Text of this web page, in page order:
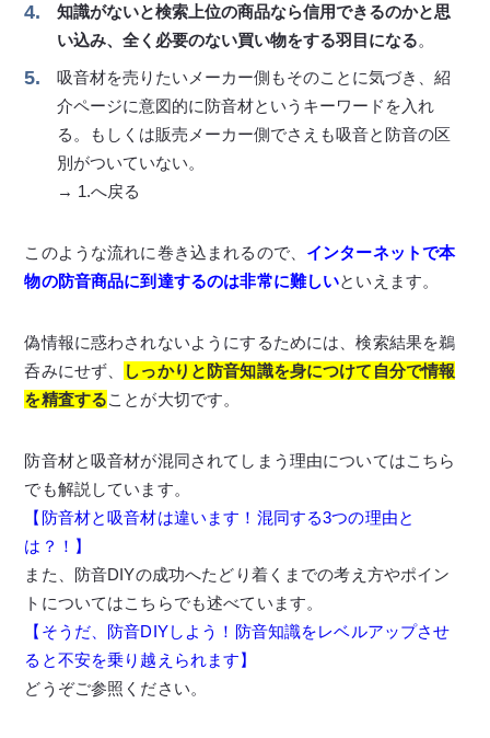
知識がないと検索上位の商品なら信用できるのかと思
い込み、全く必要のない買い物をする羽目になる。
吸音材を売りたいメーカー側もそのことに気づき、紹
介ページに意図的に防音材というキーワードを入れ
る。もしくは販売メーカー側でさえも吸音と防音の区
別がついていない。
→ 1.へ戻る
このような流れに巻き込まれるので、 インターネットで本
物の防音商品に到達するのは非常に難しいといえます。
偽情報に惑わされないようにするためには、検索結果を鵜
呑みにせず、
しっかりと 防音知識を身につけて自分で情報
を精査することが大切です。
防音材と吸音材が混同されてしまう理由についてはこちら
でも解説しています。
【防音材と吸音材は違います！混同する3つの理由と
は？！】
また、防音DIYの成功へたどり着くまでの考え方やポイン
トについてはこちらでも述べています。
【そうだ、防音DIYしよう！防音知識をレベルアップさせ
ると不安を乗り越えられます】
どうぞご参照ください。